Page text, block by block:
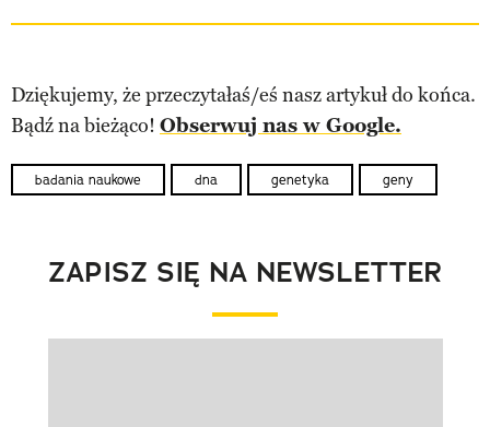
Dziękujemy, że przeczytałaś/eś nasz artykuł do końca.
Bądź na bieżąco! Obserwuj nas w Google.
badania naukowe dna genetyka geny
ZAPISZ SIĘ NA NEWSLETTER